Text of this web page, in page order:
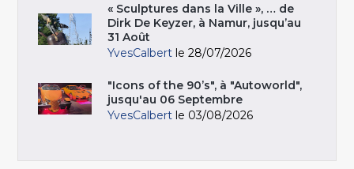
« Sculptures dans la Ville », … de
Dirk De Keyzer, à Namur, jusqu’au
31 Août
YvesCalbert le 28/07/2026
"Icons of the 90’s", à "Autoworld",
jusqu'au 06 Septembre
YvesCalbert le 03/08/2026